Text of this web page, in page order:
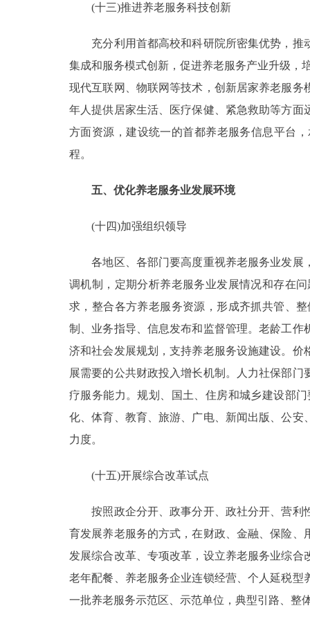
(十三)推进养老服务科技创新
充分利用首都高校和科研院所密集优势，推
集成和服务模式创新，促进养老服务产业升级，
现代互联网、物联网等技术，创新居家养老服
年人提供居家生活、医疗保健、紧急救助等方
方面资源，建设统一的首都养老服务信息平台
程。
五、优化养老服务业发展环境
(十四)加强组织领导
各地区、各部门要高度重视养老服务业发展
调机制，定期分析养老服务业发展情况和存在
求，整合各方养老服务资源，形成齐抓共管、
制、业务指导、信息发布和监督管理。老龄工
济和社会发展规划，支持养老服务设施建设。
展需要的公共财政投入增长机制。人力社保部
疗服务能力。规划、国土、住房和城乡建设部
化、体育、教育、旅游、广电、新闻出版、公
力度。
(十五)开展综合改革试点
按照政企分开、政事分开、政社分开、营利
育发展养老服务的方式，在财政、金融、保险
发展综合改革、专项改革，设立养老服务业综
老年配餐、养老服务企业连锁经营、个人延税
一批养老服务示范区、示范单位，典型引路、整